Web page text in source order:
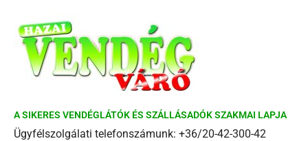
A SIKERES VENDÉGLÁTÓK ÉS SZÁLLÁSADÓK SZAKMAI LAPJA
Ügyfélszolgálati telefonszámunk: +36/20-42-300-42